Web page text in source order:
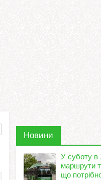
Новини
У суботу в
маршрути
що